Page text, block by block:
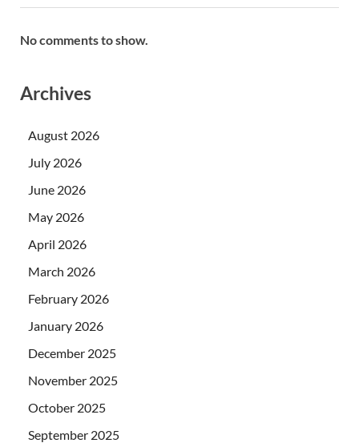
No comments to show.
Archives
August 2026
July 2026
June 2026
May 2026
April 2026
March 2026
February 2026
January 2026
December 2025
November 2025
October 2025
September 2025